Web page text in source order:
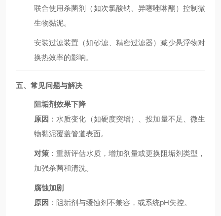
联合使用杀菌剂（如次氯酸钠、异噻唑啉酮）控制微
生物黏泥。
安装过滤装置（如砂滤、精密过滤器）减少悬浮物对
换热效率的影响。
五、常见问题与解决
阻垢剂效果下降
原因 ：水质变化（如硬度突增）、投加量不足、微生
物黏泥覆盖管道表面。
对策 ：重新评估水质，增加剂量或更换阻垢剂类型，
加强杀菌和清洗。
腐蚀加剧
原因 ：阻垢剂与缓蚀剂不兼容，或系统pH失控。